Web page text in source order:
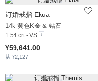
订婚戒指 Ekua
14k 黄色K金 & 钻石
1.54 crt - VS
¥59,641.00
从 ¥2,127